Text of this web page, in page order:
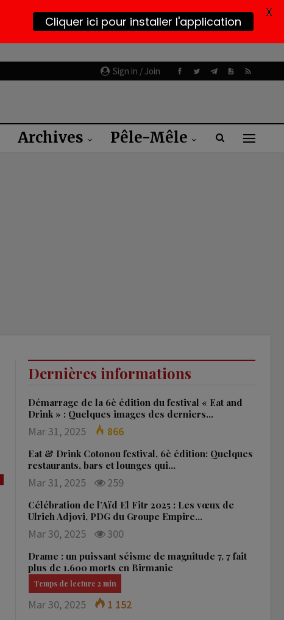
Sign in / Join
Archives Pêle-Mêle
Dernières informations
Démarrage de la 6è édition du festival « Eat and
Drink » : Quelques images des derniers…
Mar 31, 2025 866
Eat & Drink Cotonou festival, 6è édition: Quelques
restaurants, bars et lounges qui…
Mar 31, 2025 259
Célébration de l’Aïd El Fitr 2025 : Les vœux de
Ulrich Adjovi, PDG du Groupe Empire…
Mar 30, 2025 300
Drame : un puissant séisme de magnitude 7, 7 fait
plus de 1.600 morts en Birmanie
Mar 30, 2025 1 152
Cliquer ici pour installer l'application
X